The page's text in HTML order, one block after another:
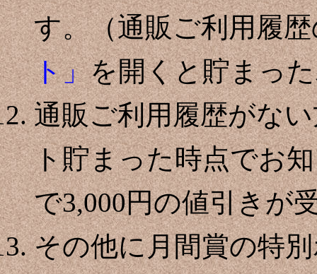
す。（通販ご利用履
ト」を開くと貯まっ
通販ご利用履歴がな
ト貯まった時点でお
で3,000円の値引きが
その他に月間賞の特